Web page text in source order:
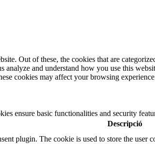
Out of these, the cookies that are
and understand how you use this
cookies may affect your browsing
ensure basic functionalities and security
Descripció
plugin. The cookie is used to store the user